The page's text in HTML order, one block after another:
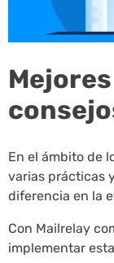
En el ámbito de
varias prácticas
diferencia en la
Con Mailrelay
implementar